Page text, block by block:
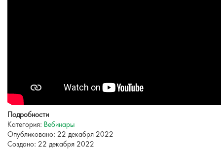
Подробности
Категория: Вебинары
Опубликовано: 22 декабря 2022
Создано: 22 декабря 2022